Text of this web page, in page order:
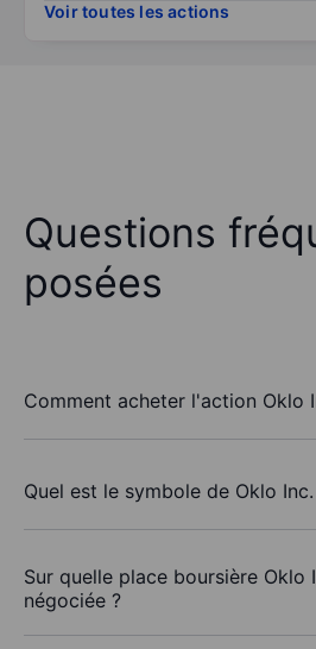
Voir toutes les actions
Questions
posées
Comment acheter l'action Oklo
Quel est le symbole de Oklo
Sur quelle place boursière Oklo
négociée ?